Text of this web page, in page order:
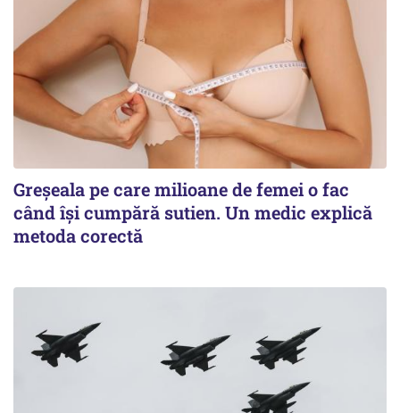
Greșeala pe care milioane de femei o fac
când își cumpără sutien. Un medic explică
metoda corectă